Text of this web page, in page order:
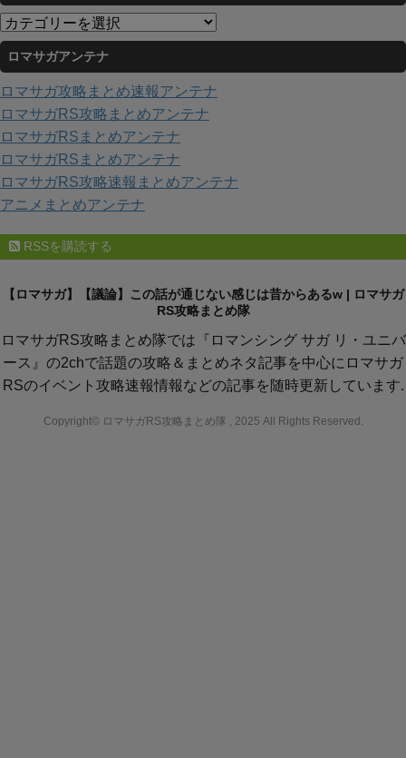
イ
ブ
カ
テ
ゴ
リ
ー
ロマサガアンテナ
ロマサガ攻略まとめ速報アンテナ
ロマサガRS攻略まとめアンテナ
ロマサガRSまとめアンテナ
ロマサガRSまとめアンテナ
ロマサガRS攻略速報まとめアンテナ
アニメまとめアンテナ
RSSを購読する
【ロマサガ】【議論】この話が通じない感じは昔からあるw | ロマサガ
RS攻略まとめ隊
ロマサガRS攻略まとめ隊では『ロマンシング サガ リ・ユニバ
ース』の2chで話題の攻略＆まとめネタ記事を中心にロマサガ
RSのイベント攻略速報情報などの記事を随時更新しています.
Copyright© ロマサガRS攻略まとめ隊 , 2025 All Rights Reserved.